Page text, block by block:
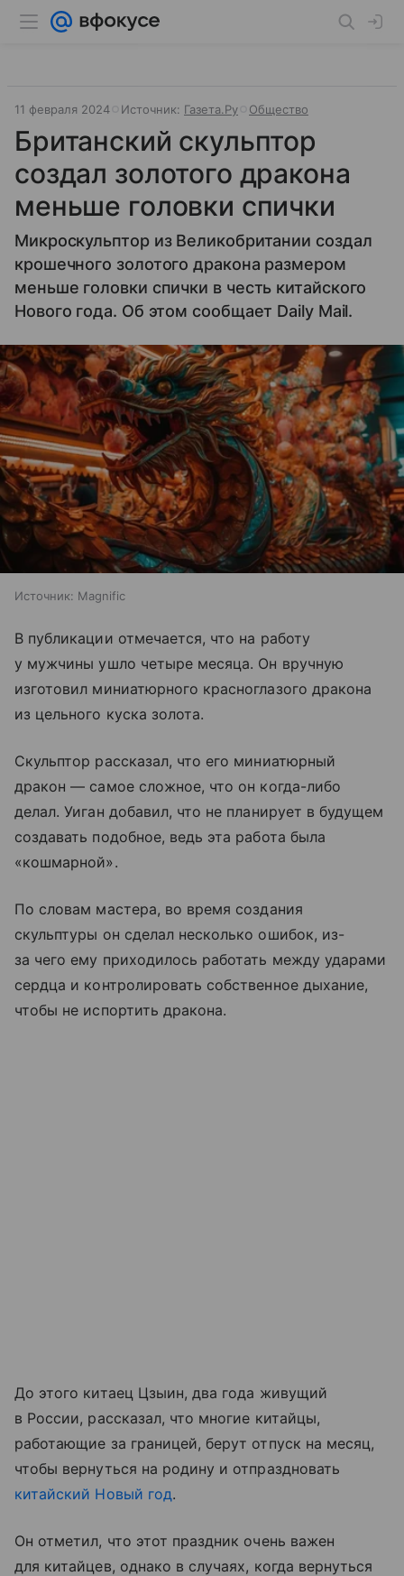
11 февраля 2024 Источник: Газета.Ру Общество
Британский скульптор
создал золотого дракона
меньше головки спички
Микроскульптор из Великобритании создал
крошечного золотого дракона размером
меньше головки спички в честь китайского
Нового года. Об этом сообщает Daily Mail.
Источник: Magnific
В публикации отмечается, что на работу
у мужчины ушло четыре месяца. Он вручную
изготовил миниатюрного красноглазого дракона
из цельного куска золота.
Скульптор рассказал, что его миниатюрный
дракон — самое сложное, что он когда-либо
делал. Уиган добавил, что не планирует в будущем
создавать подобное, ведь эта работа была
«кошмарной».
По словам мастера, во время создания
скульптуры он сделал несколько ошибок, из-
за чего ему приходилось работать между ударами
сердца и контролировать собственное дыхание,
чтобы не испортить дракона.
До этого китаец Цзыин, два года живущий
в России, рассказал, что многие китайцы,
работающие за границей, берут отпуск на месяц,
чтобы вернуться на родину и отпраздновать
китайский Новый год.
Он отметил, что этот праздник очень важен
для китайцев, однако в случаях, когда вернуться